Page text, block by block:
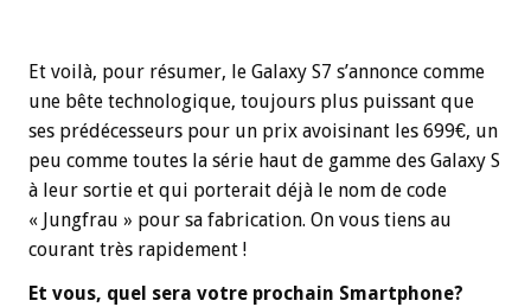
Et voilà, pour résumer, le Galaxy S7 s’annonce comme
une bête technologique, toujours plus puissant que
ses prédécesseurs pour un prix avoisinant les 699€, un
peu comme toutes la série haut de gamme des Galaxy S
à leur sortie et qui porterait déjà le nom de code
« Jungfrau » pour sa fabrication. On vous tiens au
courant très rapidement !
Et vous, quel sera votre prochain Smartphone?